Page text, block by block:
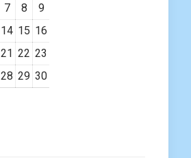
7 8
9
14 15 16
21 22 23
28 29 30